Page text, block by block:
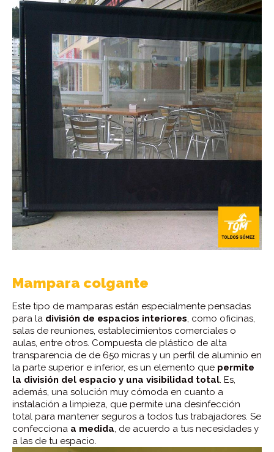
Mampara colgante
Este tipo de mamparas están especialmente pensadas
para la división de espacios interiores , como oficinas,
salas de reuniones, establecimientos comerciales o
aulas, entre otros. Compuesta de plástico de alta
transparencia de de 650 micras y un perfil de aluminio en
la parte superior e inferior, es un elemento que permite
la división del espacio y una visibilidad total . Es,
además, una solución muy cómoda en cuanto a
instalación a limpieza, que permite una desinfección
total para mantener seguros a todos tus trabajadores. Se
confecciona a medida , de acuerdo a tus necesidades y
a las de tu espacio.